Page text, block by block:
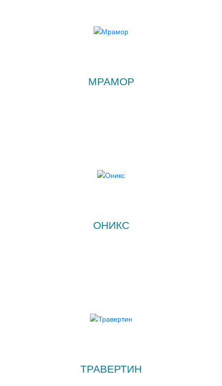
МРАМОР
ОНИКС
ТРАВЕРТИН